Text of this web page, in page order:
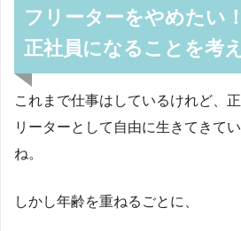
フリーターをやめたい
正社員になることを考
これまで仕事はしているけれど、
リーターとして自由に生きてきて
ね。
しかし年齢を重ねるごとに、